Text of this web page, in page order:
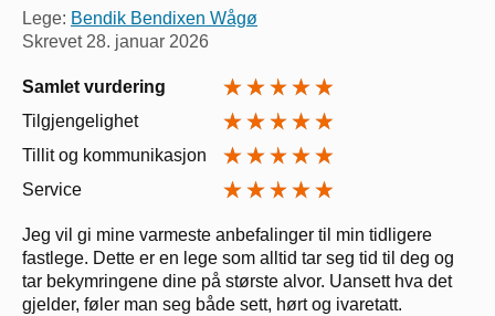
Lege: Bendik Bendixen Wågø
Skrevet28. januar 2026
Samlet vurdering
Tilgjengelighet
Tillit og kommunikasjon
Service
Jeg vil gi mine varmeste anbefalinger til min tidligere
fastlege. Dette er en lege som alltid tar seg tid til deg og
tar bekymringene dine på største alvor. Uansett hva det
gjelder, føler man seg både sett, hørt og ivaretatt.